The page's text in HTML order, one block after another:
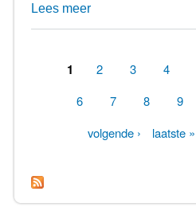
Lees meer
1 2 3 4
6
7 8 9
volgende ›
laatste »